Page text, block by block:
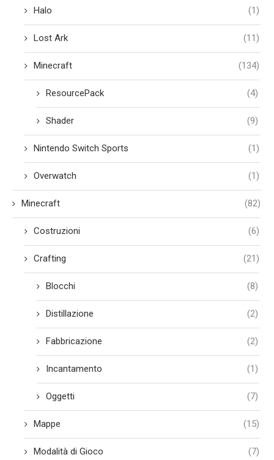
Halo (1)
Lost Ark (11)
Minecraft (134)
ResourcePack (4)
Shader (9)
Nintendo Switch Sports (1)
Overwatch (1)
Minecraft (82)
Costruzioni (6)
Crafting (21)
Blocchi (8)
Distillazione (2)
Fabbricazione (2)
Incantamento (1)
Oggetti (7)
Mappe (15)
Modalità di Gioco (7)